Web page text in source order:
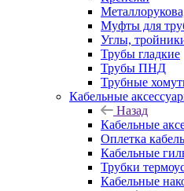
Муфты для
Углы,
Трубы гладкие
Трубы ПНД
Трубные
Кабельные
Назад
Кабельные
Оплетка
Кабельные
Трубки
Кабельные